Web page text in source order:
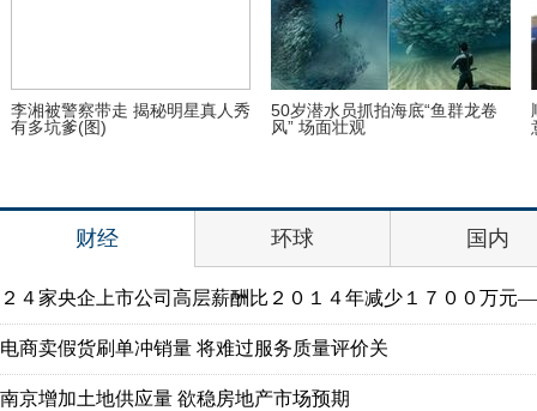
50岁潜水员抓拍海底“鱼群龙卷
风” 场面壮观
顺丰就快递员被打再发声明:不同
意对方调解诉求
财经 环球 国内
２４家央企上市公司高层薪酬比２０１４年减少１７００万
电商卖假货刷单冲销量 将难过服务质量评价关
南京增加土地供应量 欲稳房地产市场预期